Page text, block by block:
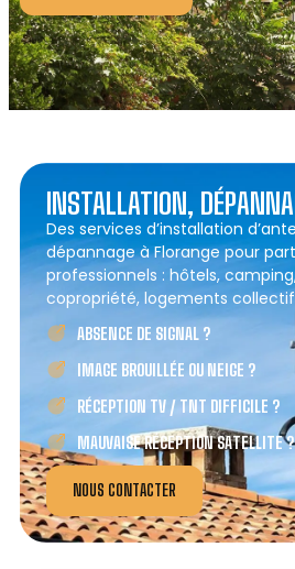
INSTALLATION,
Des services d’installation
dépannage à Florange pour
professionnels : hôtels,
copropriété, logements
ABSENCE DE SIGNAL ?
IMAGE BROUILLÉE OU NEIGE ?
RÉCEPTION TV / TNT DIFFICILE ?
MAUVAISE RÉCEPTION SATELLITE ?
NOUS CONTACTER